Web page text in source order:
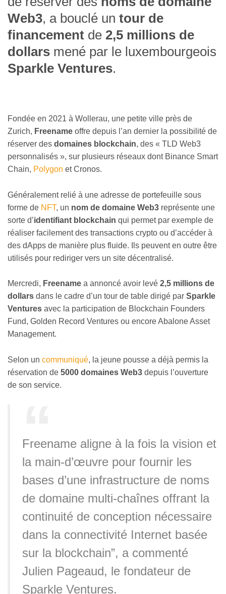
Web3, a bouclé un tour de
financement de 2,5 millions de
dollars mené par le luxembourgeois
Sparkle Ventures.
Fondée en 2021 à Wollerau, une petite ville près de
Zurich, Freename offre depuis l’an dernier la possibilité de
réserver des domaines blockchain, des « TLD Web3
personnalisés », sur plusieurs réseaux dont Binance Smart
Chain, Polygon et Cronos.
Généralement relié à une adresse de portefeuille sous
forme de NFT, un nom de domaine Web3 représente une
sorte d’identifiant blockchain qui permet par exemple de
réaliser facilement des transactions crypto ou d’accéder à
des dApps de manière plus fluide. Ils peuvent en outre être
utilisés pour rediriger vers un site décentralisé.
Mercredi, Freename a annoncé avoir levé 2,5 millions de
dollars dans le cadre d’un tour de table dirigé par Sparkle
Ventures avec la participation de Blockchain Founders
Fund, Golden Record Ventures ou encore Abalone Asset
Management.
Selon un communiqué, la jeune pousse a déjà permis la
réservation de 5000 domaines Web3 depuis l’ouverture
de son service.
Freename aligne à la fois la vision et
la main-d’œuvre pour fournir les
bases d’une infrastructure de noms
de domaine multi-chaînes offrant la
continuité de conception nécessaire
dans la connectivité Internet basée
sur la blockchain”, a commenté
Julien Pageaud, le fondateur de
Sparkle Ventures.